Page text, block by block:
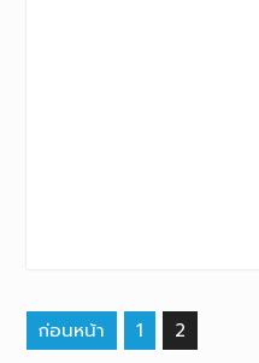
เมนู
นำทาง
ก่อนหน้า 1 2